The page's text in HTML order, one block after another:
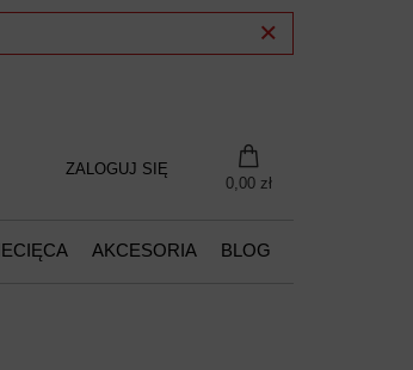
ZALOGUJ SIĘ
0,00 zł
AKCESORIA BLOG